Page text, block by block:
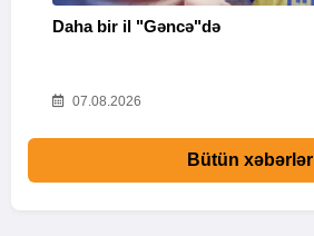
Daha bir il "Gəncə"də
07.08.2026
Bütün xəbərlər